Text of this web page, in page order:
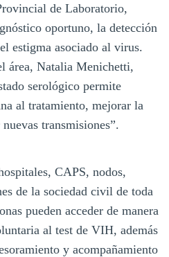
de Laboratorio,
oportuno, la detección
estigma asociado al virus.
área, Natalia Menichetti,
serológico permite
al tratamiento, mejorar la
transmisiones”.
CAPS, nodos,
de la sociedad civil de toda
pueden acceder de manera
al test de VIH, además
y acompañamiento